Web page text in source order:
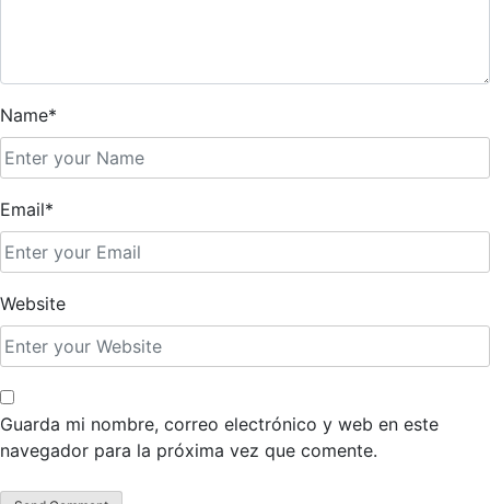
Name*
Email*
Website
Guarda mi nombre, correo electrónico y web en este
navegador para la próxima vez que comente.